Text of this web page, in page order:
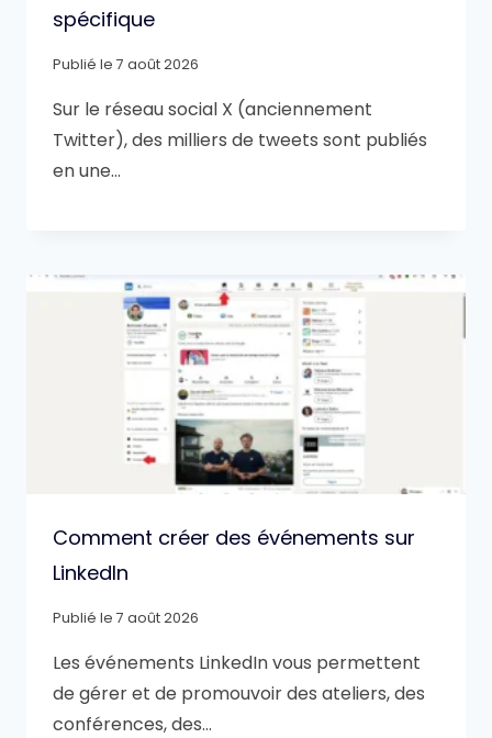
spécifique
Publié le 7 août 2026
Sur le réseau social X (anciennement
Twitter), des milliers de tweets sont publiés
en une…
Comment créer des événements sur
LinkedIn
Publié le 7 août 2026
Les événements LinkedIn vous permettent
de gérer et de promouvoir des ateliers, des
conférences, des…